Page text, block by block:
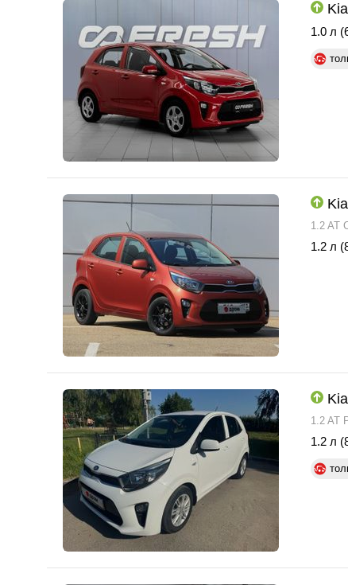
1.0 л
1.2 AT
1.2 л
1.2 AT
1.2 л